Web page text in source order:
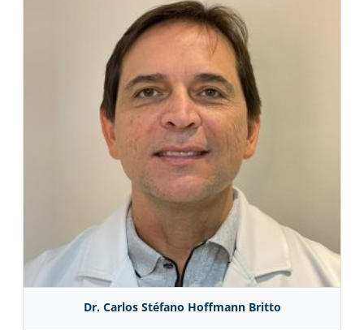
Dr. Carlos Stéfano Hoffmann Britto